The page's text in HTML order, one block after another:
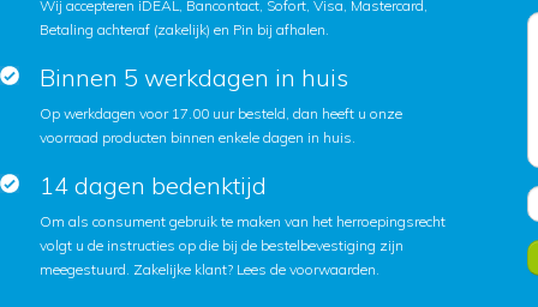
Wij accepteren iDEAL, Bancontact, Sofort, Visa, Mastercard,
Betaling achteraf (zakelijk) en Pin bij afhalen.
Binnen 5 werkdagen in huis
Op werkdagen voor 17.00 uur besteld, dan heeft u onze
voorraad producten binnen enkele dagen in huis.
14 dagen bedenktijd
Om als consument gebruik te maken van het herroepingsrecht
volgt u de instructies op die bij de bestelbevestiging zijn
meegestuurd. Zakelijke klant? Lees de voorwaarden.